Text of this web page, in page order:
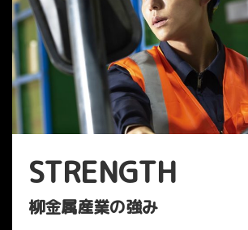
STRENGTH
柳金属産業の強み